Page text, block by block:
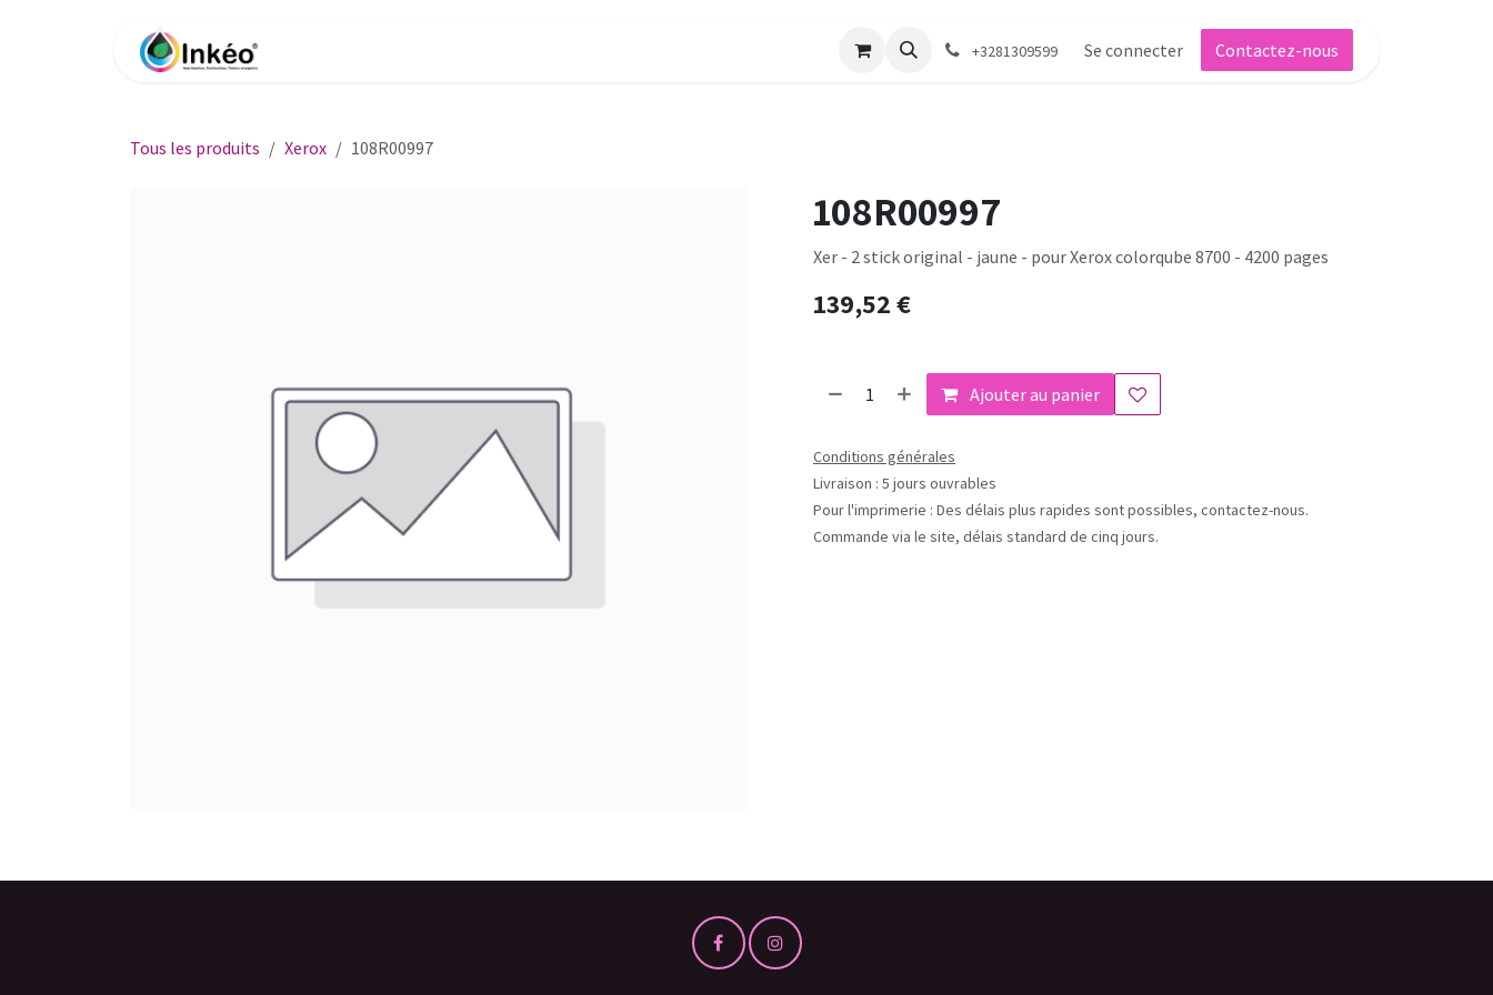
+3281309599 Se connecter Contactez-nous
Tous les produits Xerox 108R00997
108R00997
Xer - 2 stick original - jaune - pour Xerox colorqube 8700 - 4200 pages
139,52€
Ajouter au panier
Conditions générales
Livraison : 5 jours ouvrables
Pour l'imprimerie : Des délais plus rapides sont possibles, contactez-nous.
Commande via le site, délais standard de cinq jours.